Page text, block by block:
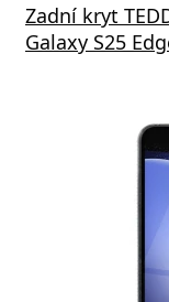
Zadní kryt
Galaxy S25